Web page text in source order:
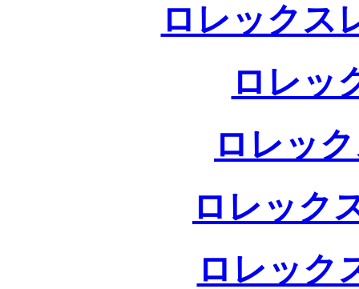
ロレックス
ロレッ
ロレッ
ロレック
ロレック